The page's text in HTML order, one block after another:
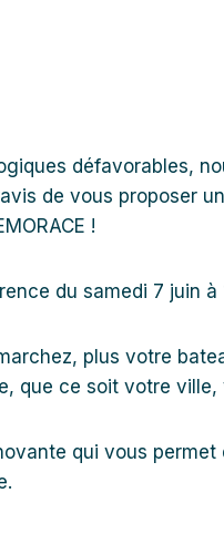
défavorables,
de vous proposer
!
du samedi 7 juin
plus votre
que ce soit votre ville,
qui vous